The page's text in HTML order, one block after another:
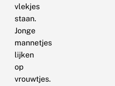
vlekjes
staan.
Jonge
mannetjes
lijken
op
vrouwtjes.